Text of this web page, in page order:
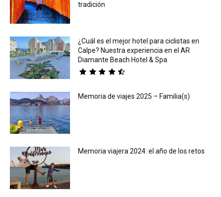
tradición
¿Cuál es el mejor hotel para ciclistas en
Calpe? Nuestra experiencia en el AR
Diamante Beach Hotel & Spa
Memoria de viajes 2025 – Familia(s)
Memoria viajera 2024: el año de los retos